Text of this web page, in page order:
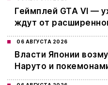
Геймплей GTA VI —
ждут от
06 АВГУСТА 2026
Власти Японии
Наруто и